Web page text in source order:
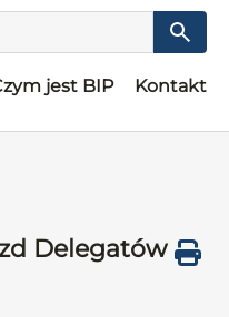
jest BIP Kontakt
Delegatów